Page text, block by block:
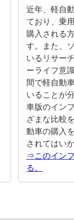
近年、軽自
ており、乗
購入される
す。また、
いるリサー
ーライフ意
間で軽自動
いることが
車版のイン
ざまな比較
動車の購入
されてはい
⇒このイン
る。